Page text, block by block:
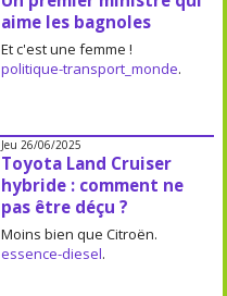
aime les bagnoles
Et c'est une femme !
politique-transport_monde.
Jeu 26/06/2025
Toyota Land Cruiser
hybride : comment ne
pas être déçu ?
Moins bien que Citroën.
essence-diesel.